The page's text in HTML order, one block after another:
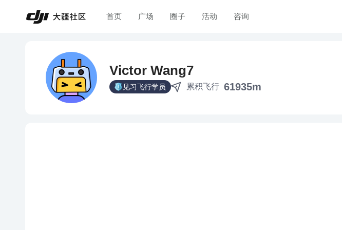
首页 广场 圈子 活动 咨询
Victor Wang7
见习飞行学员 累积飞行 61935m